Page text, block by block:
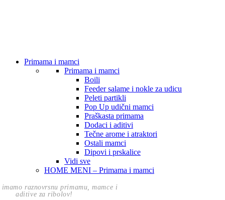
Primama i mamci
Primama i mamci
Boili
Feeder salame i nokle za udicu
Peleti partikli
Pop Up udični mamci
Praškasta primama
Dodaci i aditivi
Tečne arome i atraktori
Ostali mamci
Dipovi i prskalice
Vidi sve
HOME MENI – Primama i mamci
raznovrsnu primamu, mamce i
aditive za ribolov!